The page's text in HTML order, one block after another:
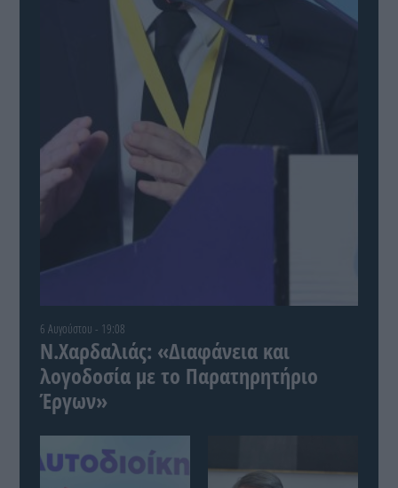
6 Αυγούστου - 19:08
Ν.Χαρδαλιάς: «Διαφάνεια και
λογοδοσία με το Παρατηρητήριο
Έργων»